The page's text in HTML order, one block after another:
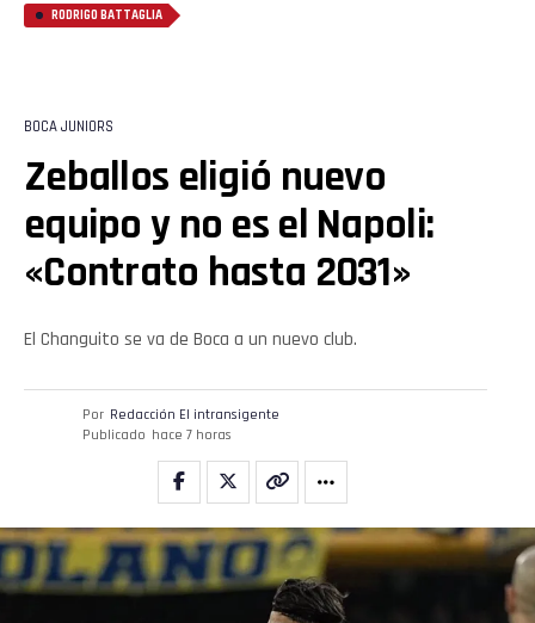
RODRIGO BATTAGLIA
BOCA JUNIORS
Zeballos eligió nuevo
equipo y no es el Napoli:
«Contrato hasta 2031»
El Changuito se va de Boca a un nuevo club.
Por Redacción El intransigente
Publicado hace 7 horas
Email